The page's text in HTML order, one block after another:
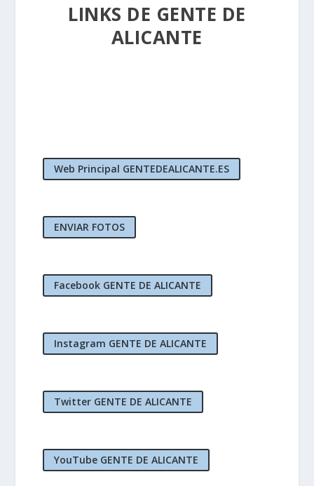
LINKS DE GENTE DE
ALICANTE
Web Principal GENTEDEALICANTE.ES
ENVIAR FOTOS
Facebook GENTE DE ALICANTE
Instagram GENTE DE ALICANTE
Twitter GENTE DE ALICANTE
YouTube GENTE DE ALICANTE